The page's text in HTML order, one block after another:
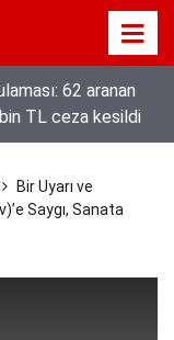
62 aranan
TL ceza kesildi
Bir Uyarı ve
Saygı, Sanata